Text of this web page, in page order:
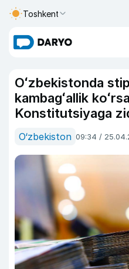
Toshkent
Oʻzbekistonda
kambagʻallik
Konstitutsiyaga
O‘zbekiston 09:34 /